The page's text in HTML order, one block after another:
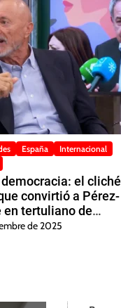
España
Internacional
el cliché
convirtió a Pérez-
en tertuliano de
de 2025